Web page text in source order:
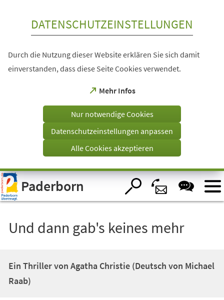
Visuelle
Assistenzsoftware
öffnen.
DATENSCHUTZEINSTELLUNGEN
Durch die Nutzung dieser Website erklären Sie sich damit
einverstanden, dass diese Seite Cookies verwendet.
Mehr Infos
(Öffnet
einem
Tab)
Nur notwendige Cookies
Datenschutzeinstellungen anpassen
Alle Cookies akzeptieren
Paderborn
Und dann gab's keines mehr
Ein Thriller von Agatha Christie (Deutsch von Michael
Raab)